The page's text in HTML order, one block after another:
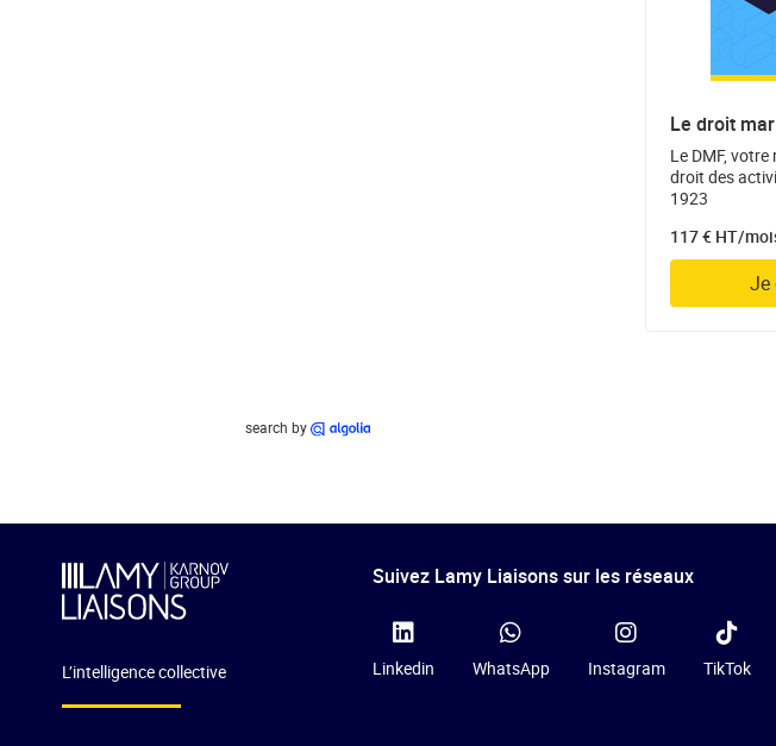
Le droit
Le DMF, votre
droit des
1923
117 € HT/
Je
search by
L’intelligence collective
Suivez Lamy Liaisons sur les réseaux
Linkedin WhatsApp Instagram TikTok